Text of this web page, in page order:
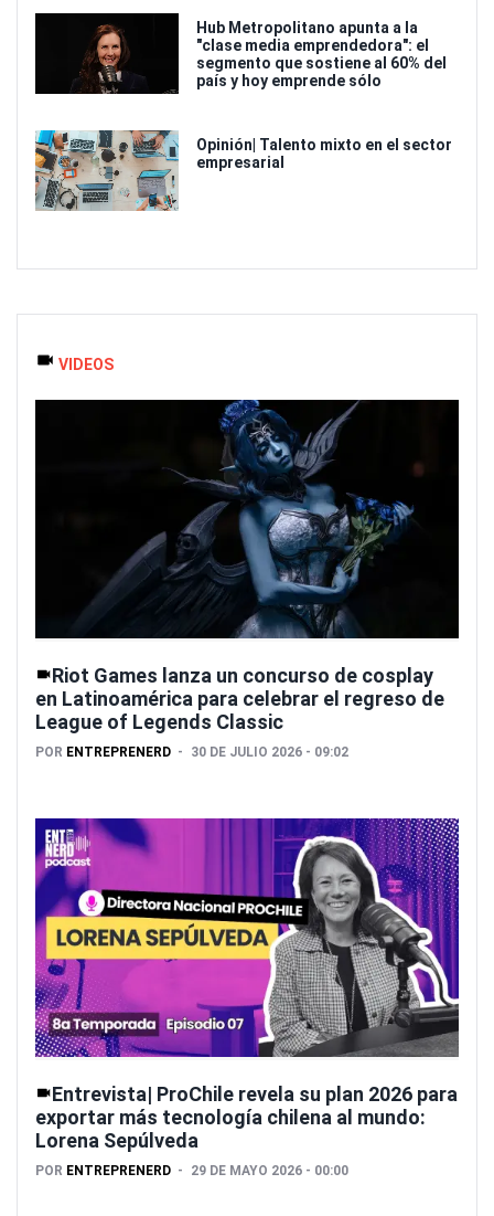
Hub Metropolitano apunta a la
"clase media emprendedora": el
segmento que sostiene al 60% del
país y hoy emprende sólo
Opinión| Talento mixto en el sector
empresarial
VIDEOS
Riot Games lanza un concurso de cosplay
en Latinoamérica para celebrar el regreso de
League of Legends Classic
POR ENTREPRENERD 30 DE JULIO 2026 - 09:02
Entrevista| ProChile revela su plan 2026 para
exportar más tecnología chilena al mundo:
Lorena Sepúlveda
POR ENTREPRENERD 29 DE MAYO 2026 - 00:00